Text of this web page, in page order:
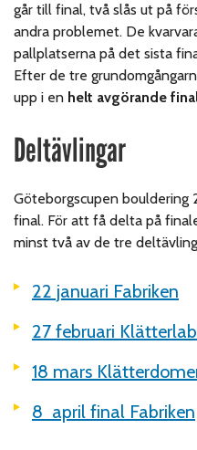
går till final, två slås ut på
andra problemet. De
pallplatserna på det sista
Efter de tre
upp i en helt avgörande
Deltävlingar
Göteborgscupen bouldering
final. För att få delta på
minst två av de tre
22 januari Fabriken
27 februari
18 mars
8 april final Fabriken